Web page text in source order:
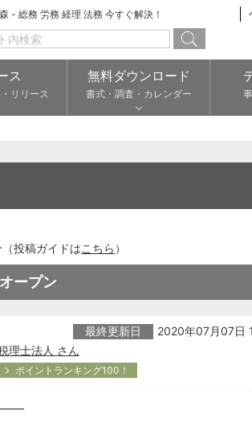
- 総務 労務 経理 法務 今すぐ解決！
ス
リリース
無料ダウンロード
書式・調査・カレンダー
投稿ガイドはこちら ）
ープン
最終更新日
2020年07月07日
理士法人 さん
ポイントランキング100！